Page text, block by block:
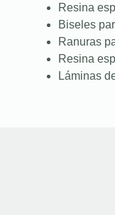
Resina
Biseles
Ranuras
Resina
Láminas